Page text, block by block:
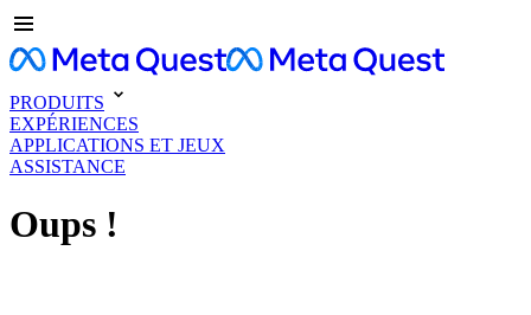
PRODUITS
EXPÉRIENCES
APPLICATIONS ET JEUX
ASSISTANCE
Oups !